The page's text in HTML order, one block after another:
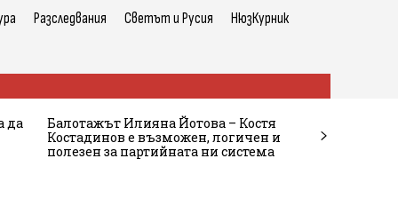
Разследвания Светът и Русия НюзКурник
да
Балотажът Илияна Йотова – Костя
Костадинов е възможен, логичен и
полезен за партийната ни система